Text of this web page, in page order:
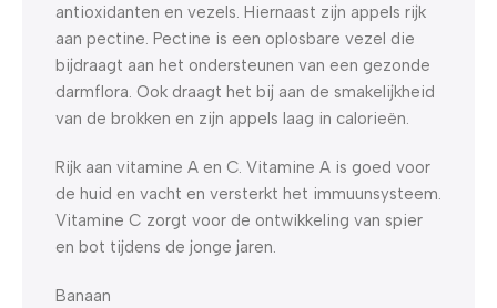
antioxidanten en vezels. Hiernaast zijn appels rijk
aan pectine. Pectine is een oplosbare vezel die
bijdraagt aan het ondersteunen van een gezonde
darmflora. Ook draagt het bij aan de smakelijkheid
van de brokken en zijn appels laag in calorieën.
Rijk aan vitamine A en C. Vitamine A is goed voor
de huid en vacht en versterkt het immuunsysteem.
Vitamine C zorgt voor de ontwikkeling van spier
en bot tijdens de jonge jaren.
Banaan